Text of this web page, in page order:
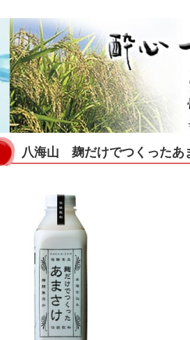
八海山 麹だけでつくったあ
ワイナリー
梅酒・和リキュール蔵元
米・食品 その他
純米大吟醸
純米吟醸酒
極甘口、低アルコール
季節の酒・春
季節の酒・夏
季節の酒・秋（ひやおろし、他）
季節の酒・冬（しぼりたて、他）
黒糖、泡盛、その他
季節の焼酎・春
季節の焼酎・夏
季節の焼酎・秋
季節の焼酎・冬